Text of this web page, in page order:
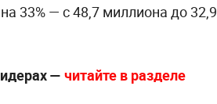
33% — с 48,7 миллиона до 32,9
— читайте в разделе